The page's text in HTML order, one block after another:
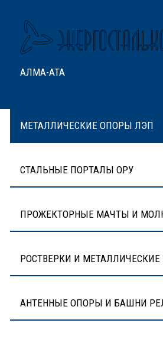
АЛМА-АТА
МЕТАЛЛИЧЕСКИЕ ОПОРЫ ЛЭП
СТАЛЬНЫЕ ПОРТАЛЫ ОРУ
ПРОЖЕКТОРНЫЕ МАЧТЫ И
РОСТВЕРКИ И
АНТЕННЫЕ ОПОРЫ И БАШНИ